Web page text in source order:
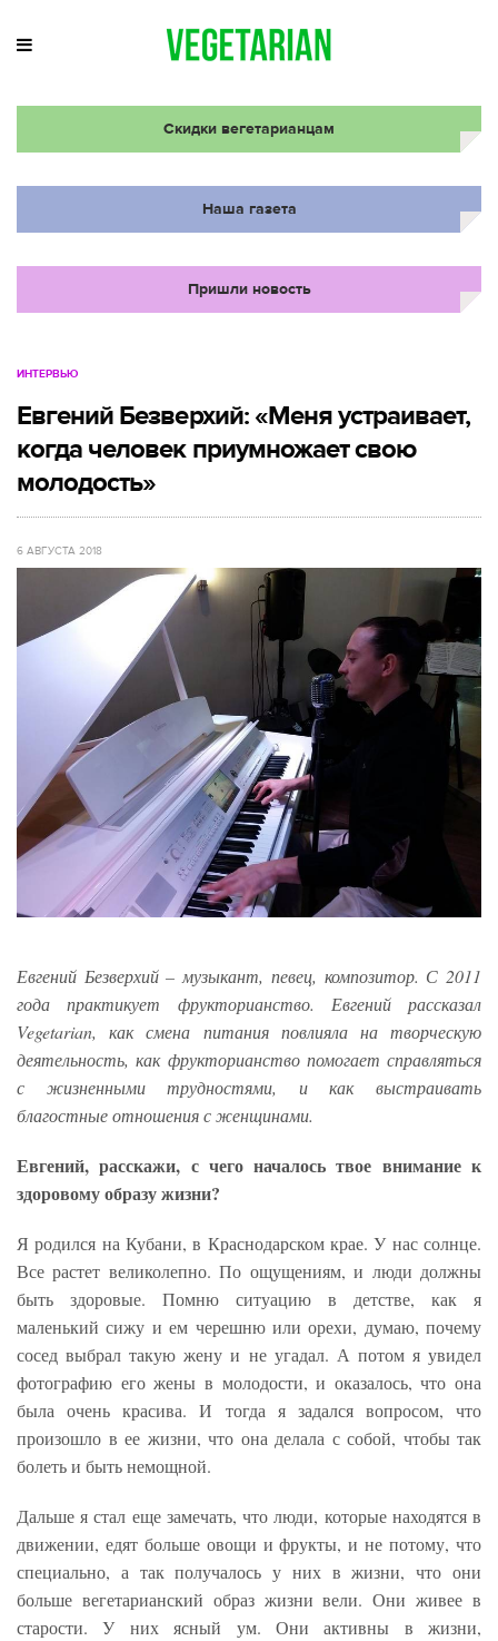
Скидки вегетарианцам
Наша газета
Пришли новость
ИНТЕРВЬЮ
Евгений Безверхий: «Меня устраивает,
когда человек приумножает свою
молодость»
6 АВГУСТА 2018
Евгений Безверхий – музыкант, певец, композитор. С 2011
года практикует фрукторианство. Евгений рассказал
Vegetarian, как смена питания повлияла на творческую
деятельность, как фрукторианство помогает справляться
с жизненными трудностями, и как выстраивать
благостные отношения с женщинами.
Евгений, расскажи, с чего началось твое внимание к
здоровому образу жизни?
Я родился на Кубани, в Краснодарском крае. У нас солнце.
Все растет великолепно. По ощущениям, и люди должны
быть здоровые. Помню ситуацию в детстве, как я
маленький сижу и ем черешню или орехи, думаю, почему
сосед выбрал такую жену и не угадал. А потом я увидел
фотографию его жены в молодости, и оказалось, что она
была очень красива. И тогда я задался вопросом, что
произошло в ее жизни, что она делала с собой, чтобы так
болеть и быть немощной.
Дальше я стал еще замечать, что люди, которые находятся в
движении, едят больше овощи и фрукты, и не потому, что
специально, а так получалось у них в жизни, что они
больше вегетарианский образ жизни вели. Они живее в
старости. У них ясный ум. Они активны в жизни,